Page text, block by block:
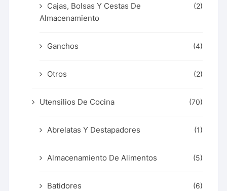
Cajas, Bolsas Y Cestas De
Almacenamiento
(2)
Ganchos (4)
Otros (2)
Utensilios De Cocina (70)
Abrelatas Y Destapadores (1)
Almacenamiento De Alimentos (5)
Batidores (6)